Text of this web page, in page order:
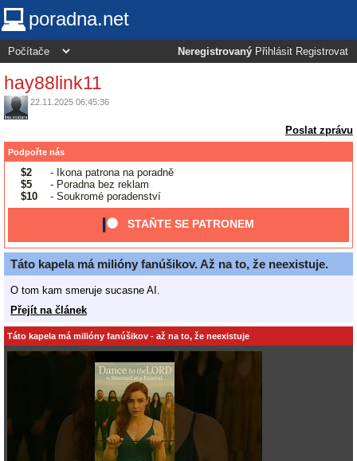
poradna.net
Neregistrovaný Přihlásit Registrovat
hay88link11
22.11.2025 06:45:36
Poslat zprávu
Podpořte nás
$2
- Ikona patrona na poradně
$5
- Poradna bez reklam
$10
- Soukromé poradenství
STAŇTE SE PATRONEM
Táto kapela má milióny fanúšikov. Až na to, že neexistuje.
O tom kam smeruje sucasne AI.
Přejít na článek
Táto kapela má milióny fanúšikov - až na to, že neexistuje